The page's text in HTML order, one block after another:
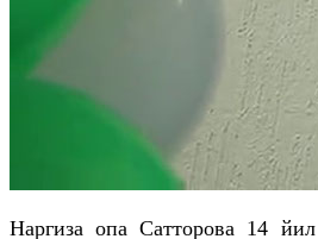
Наргиза опаСатторова 14